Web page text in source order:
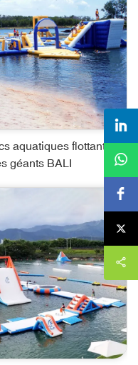
aquatiques flottants
géants BALI